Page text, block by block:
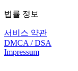
법률 정보
서비스 약관
DMCA / DSA
Impressum